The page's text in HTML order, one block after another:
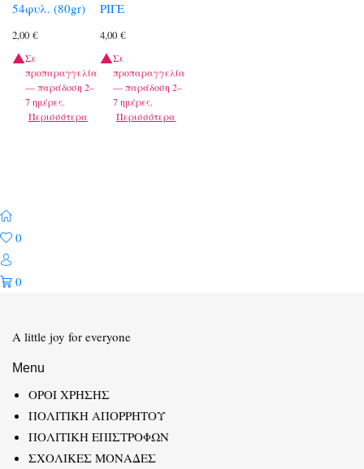
54φυλ. (80gr)
2,00 €
Σε
προπαραγγελία
— παράδοση 2–
7 ημέρες.
Περισσότερα
ΡΙΓΕ
4,00€
Σε
προπαραγγελία
— παράδοση 2–
7 ημέρες.
Περισσότερα
0
0
A little joy for everyone
Menu
ΟΡΟΙ ΧΡΗΣΗΣ
ΠΟΛΙΤΙΚΗ ΑΠΟΡΡΗΤΟΥ
ΠΟΛΙΤΙΚΗ ΕΠΙΣΤΡΟΦΩΝ
ΣΧΟΛΙΚΕΣ ΜΟΝΑΔΕΣ